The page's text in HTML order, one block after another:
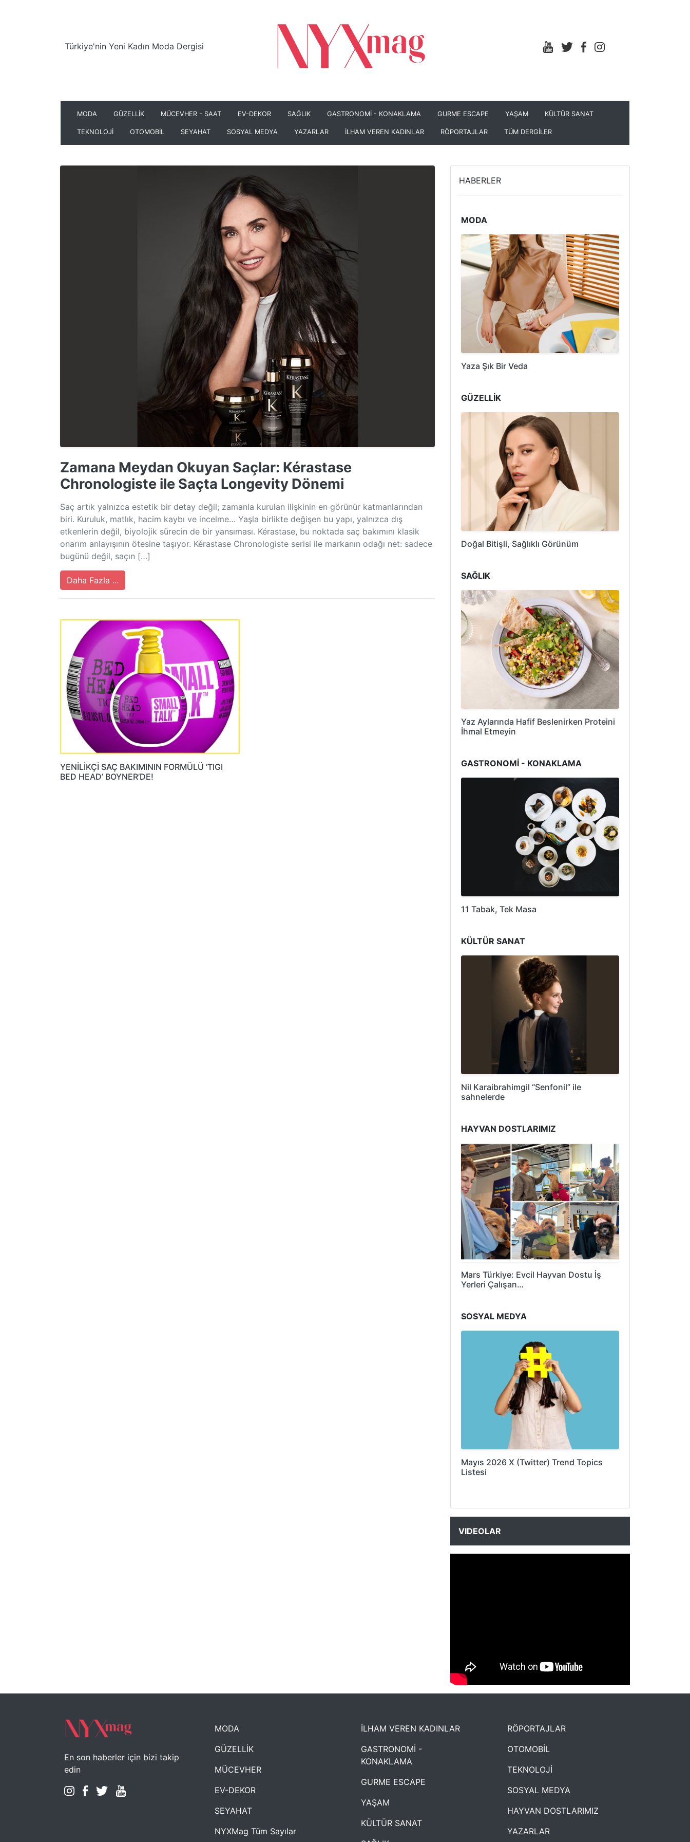
Türkiye'nin Yeni Kadın Moda Dergisi
MODA GÜZELLİK MÜCEVHER - SAAT EV-DEKOR SAĞLIK GASTRONOMİ - KONAKLAMA GURME ESCAPE YAŞAM KÜLTÜR SANAT
TEKNOLOJİ OTOMOBİL SEYAHAT SOSYAL MEDYA YAZARLAR İLHAM VEREN KADINLAR RÖPORTAJLAR TÜM DERGİLER
Zamana Meydan Okuyan Saçlar: Kérastase
Chronologiste ile Saçta Longevity Dönemi
Saç artık yalnızca estetik bir detay değil; zamanla kurulan ilişkinin en görünür katmanlarından
biri. Kuruluk, matlık, hacim kaybı ve incelme… Yaşla birlikte değişen bu yapı, yalnızca dış
etkenlerin değil, biyolojik sürecin de bir yansıması. Kérastase, bu noktada saç bakımını klasik
onarım anlayışının ötesine taşıyor. Kérastase Chronologiste serisi ile markanın odağı net: sadece
bugünü değil, saçın […]
Daha Fazla ...
YENİLİKÇİ SAÇ BAKIMININ FORMÜLÜ ‘TIGI
BED HEAD’ BOYNER’DE!
HABERLER
MODA
Yaza Şık Bir Veda
GÜZELLİK
Doğal Bitişli, Sağlıklı Görünüm
SAĞLIK
Yaz Aylarında Hafif Beslenirken Proteini
İhmal Etmeyin
GASTRONOMİ - KONAKLAMA
11 Tabak, Tek Masa
KÜLTÜR SANAT
Nil Karaibrahimgil “Senfonil” ile
sahnelerde
HAYVAN DOSTLARIMIZ
Mars Türkiye: Evcil Hayvan Dostu İş
Yerleri Çalışan…
SOSYAL MEDYA
Mayıs 2026 X (Twitter) Trend Topics
Listesi
VIDEOLAR
NYXmag 2. Yaş Kutlama Etkinliği
En son haberler için bizi takip
edin
MODA
GÜZELLİK
MÜCEVHER
EV-DEKOR
SEYAHAT
NYXMag Tüm Sayılar
İLHAM VEREN KADINLAR
GASTRONOMİ -
KONAKLAMA
GURME ESCAPE
YAŞAM
KÜLTÜR SANAT
RÖPORTAJLAR
OTOMOBİL
TEKNOLOJİ
SOSYAL MEDYA
HAYVAN DOSTLARIMIZ
YAZARLAR